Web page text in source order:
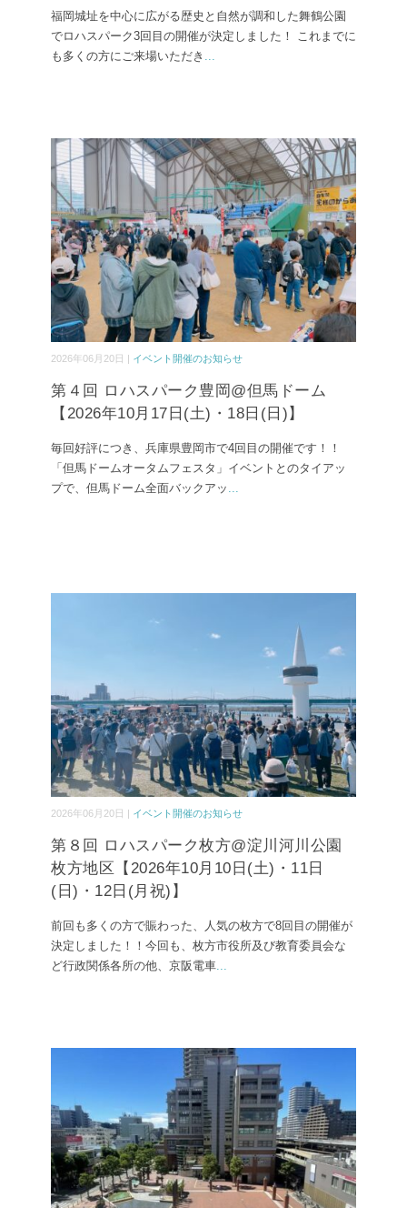
福岡城址を中心に広がる歴史と自然が調和した舞鶴公園
でロハスパーク3回目の開催が決定しました！ これまでに
も多くの方にご来場いただき ...
2026年06月20日 | イベント開催のお知らせ
第４回 ロハスパーク豊岡@但馬ドーム
【2026年10月17日(土)・18日(日)】
毎回好評につき、兵庫県豊岡市で4回目の開催です！！
「但馬ドームオータムフェスタ」イベントとのタイアッ
プで、但馬ドーム全面バックアッ ...
2026年06月20日 | イベント開催のお知らせ
第８回 ロハスパーク枚方@淀川河川公園
枚方地区【2026年10月10日(土)・11日
(日)・12日(月祝)】
前回も多くの方で賑わった、人気の枚方で8回目の開催が
決定しました！！今回も、枚方市役所及び教育委員会な
ど行政関係各所の他、京阪電車...